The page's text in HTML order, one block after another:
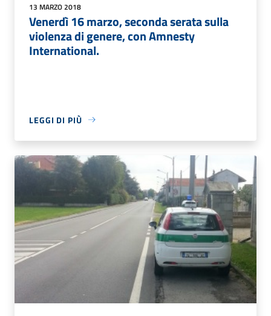
13 MARZO 2018
Venerdì 16 marzo, seconda serata sulla
violenza di genere, con Amnesty
International.
LEGGI DI PIÙ